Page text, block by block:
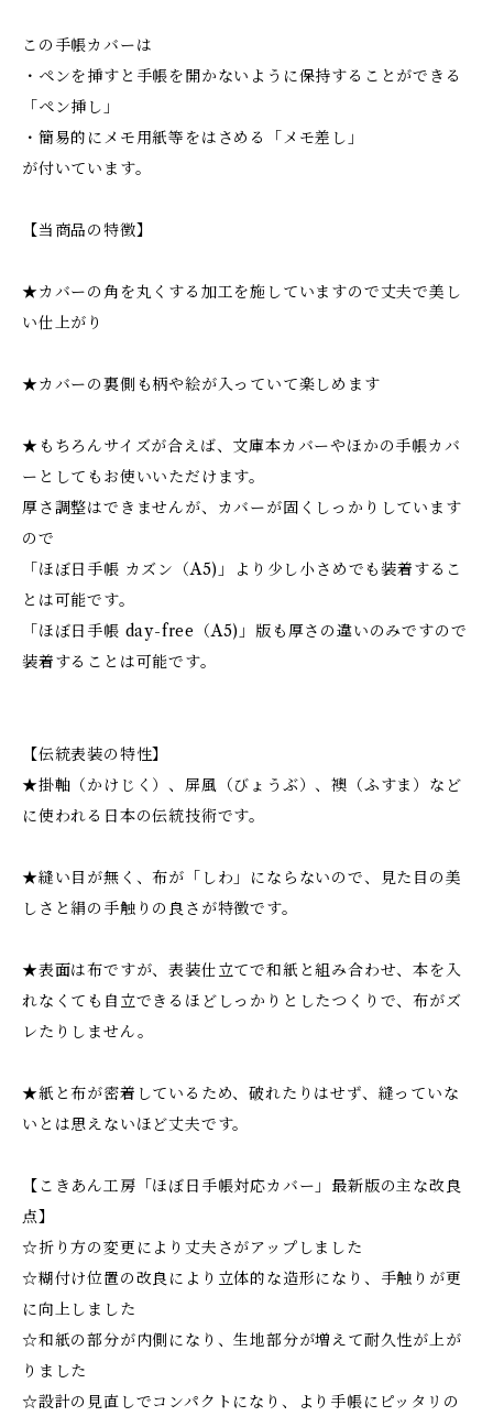
この手帳カバーは
・ペンを挿すと手帳を開かないように保持することができる
「ペン挿し」
・簡易的にメモ用紙等をはさめる「メモ差し」
が付いています。
【当商品の特徴】
★カバーの角を丸くする加工を施していますので丈夫で美し
い仕上がり
★カバーの裏側も柄や絵が入っていて楽しめます
★もちろんサイズが合えば、文庫本カバーやほかの手帳カバ
ーとしてもお使いいただけます。
厚さ調整はできませんが、カバーが固くしっかりしています
ので
「ほぼ日手帳 カズン（A5)」より少し小さめでも装着するこ
とは可能です。
「ほぼ日手帳 day-free（A5)」版も厚さの違いのみですので
装着することは可能です。
【伝統表装の特性】
★掛軸（かけじく）、屏風（びょうぶ）、襖（ふすま）など
に使われる日本の伝統技術です。
★縫い目が無く、布が「しわ」にならないので、見た目の美
しさと絹の手触りの良さが特徴です。
★表面は布ですが、表装仕立てで和紙と組み合わせ、本を入
れなくても自立できるほどしっかりとしたつくりで、布がズ
レたりしません。
★紙と布が密着しているため、破れたりはせず、縫っていな
いとは思えないほど丈夫です。
【こきあん工房「ほぼ日手帳対応カバー」最新版の主な改良
点】
☆折り方の変更により丈夫さがアップしました
☆糊付け位置の改良により立体的な造形になり、手触りが更
に向上しました
☆和紙の部分が内側になり、生地部分が増えて耐久性が上が
りました
☆設計の見直しでコンパクトになり、より手帳にピッタリの